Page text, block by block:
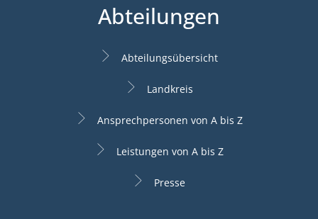
Abteilungen
Abteilungsübersicht
Landkreis
Ansprechpersonen von A bis Z
Leistungen von A bis Z
Presse